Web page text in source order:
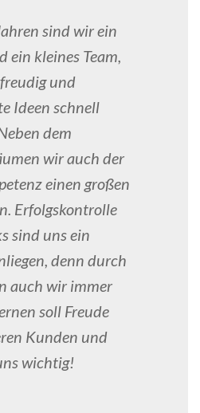
sind wir ein
ein kleines Team,
und
Ideen schnell
dem
wir auch der
einen großen
Erfolgskontrolle
sind uns ein
denn durch
auch wir immer
soll Freude
Kunden und
wichtig!